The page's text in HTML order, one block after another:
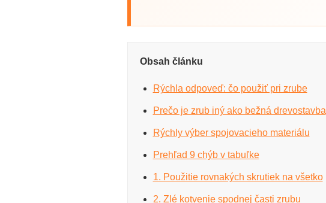
Obsah článku
Rýchla odpoveď: čo použiť pri zrube
Prečo je zrub iný ako bežná drevostavba
Rýchly výber spojovacieho materiálu
Prehľad 9 chýb v tabuľke
1. Použitie rovnakých skrutiek na všetko
2. Zlé kotvenie spodnej časti zrubu